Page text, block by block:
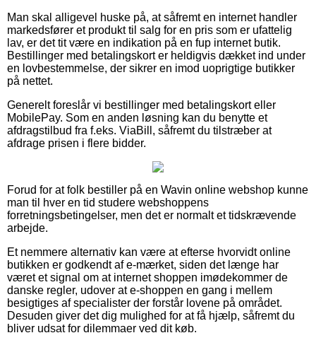
Man skal alligevel huske på, at såfremt en internet handler
markedsfører et produkt til salg for en pris som er ufattelig
lav, er det tit være en indikation på en fup internet butik.
Bestillinger med betalingskort er heldigvis dækket ind under
en lovbestemmelse, der sikrer en imod uoprigtige butikker
på nettet.
Generelt foreslår vi bestillinger med betalingskort eller
MobilePay. Som en anden løsning kan du benytte et
afdragstilbud fra f.eks. ViaBill, såfremt du tilstræber at
afdrage prisen i flere bidder.
Forud for at folk bestiller på en Wavin online webshop kunne
man til hver en tid studere webshoppens
forretningsbetingelser, men det er normalt et tidskrævende
arbejde.
Et nemmere alternativ kan være at efterse hvorvidt online
butikken er godkendt af e-mærket, siden det længe har
været et signal om at internet shoppen imødekommer de
danske regler, udover at e-shoppen en gang i mellem
besigtiges af specialister der forstår lovene på området.
Desuden giver det dig mulighed for at få hjælp, såfremt du
bliver udsat for dilemmaer ved dit køb.